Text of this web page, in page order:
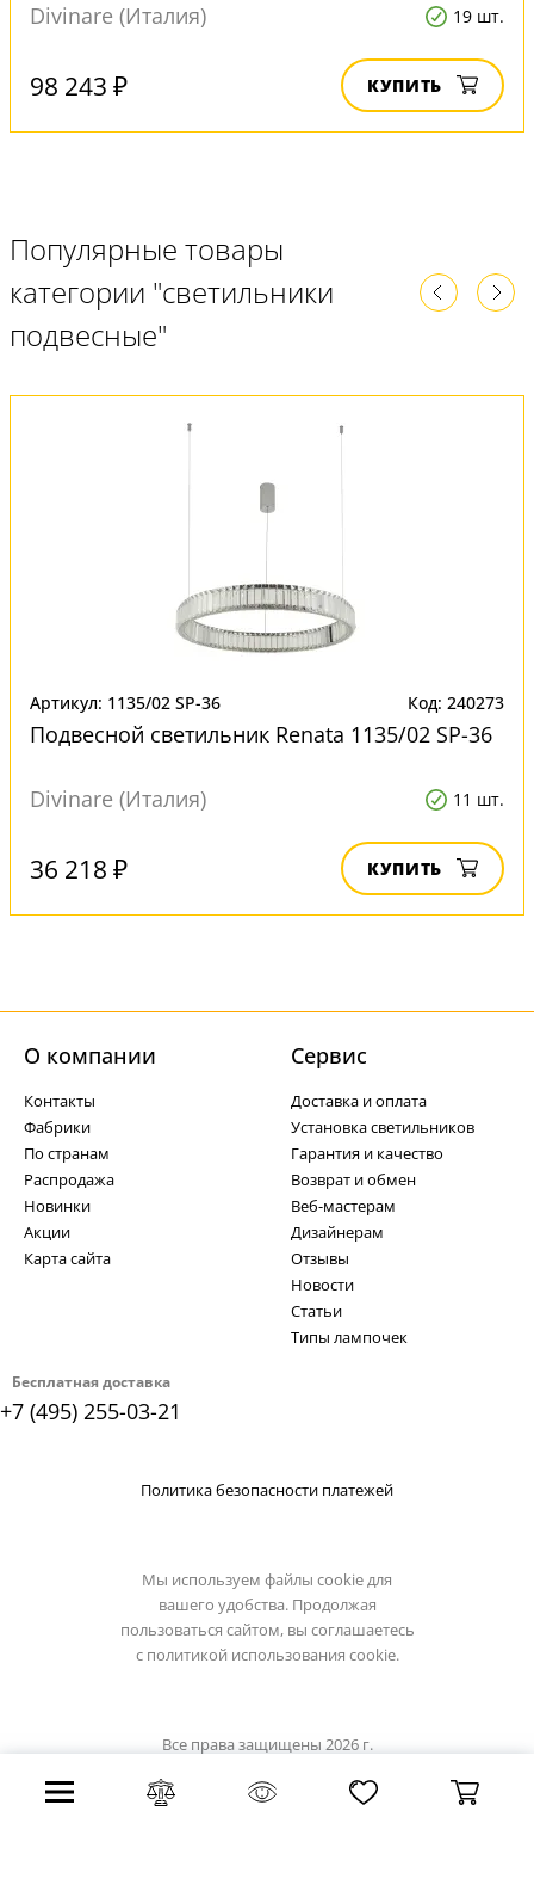
Divinare (Италия) 19 шт.
98 243 ₽ КУПИТЬ
Популярные товары
категории "светильники
подвесные"
Артикул: 1135/02 SP-36 Код: 240273
Подвесной светильник Renata 1135/02 SP-36
Divinare (Италия) 11 шт.
36 218 ₽ КУПИТЬ
Бесплатная доставка
+7 (495) 255-03-21
О компании
Контакты
Фабрики
По странам
Распродажа
Новинки
Акции
Карта сайта
Cервис
Доставка и оплата
Установка светильников
Гарантия и качество
Возврат и обмен
Веб-мастерам
Дизайнерам
Отзывы
Новости
Статьи
Типы лампочек
Политика безопасности платежей
Мы используем файлы cookie для
вашего удобства. Продолжая
пользоваться сайтом, вы соглашаетесь
с политикой использования cookie.
Все права защищены 2026 г.